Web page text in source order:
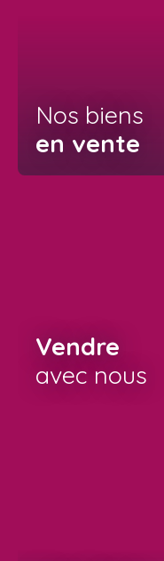
Nos biens
en vente
Vendre
avec nous